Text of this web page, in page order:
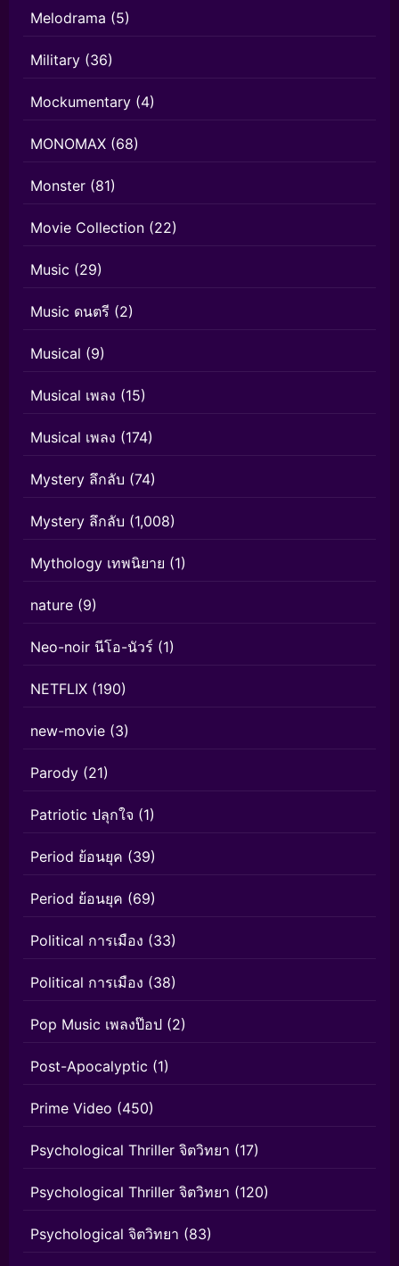
Melodrama (5)
Military (36)
Mockumentary (4)
MONOMAX (68)
Monster (81)
Movie Collection (22)
Music (29)
Music ดนตรี (2)
Musical (9)
Musical เพลง (15)
Musical เพลง (174)
Mystery ลึกลับ (74)
Mystery ลึกลับ (1,008)
Mythology เทพนิยาย (1)
nature (9)
Neo-noir นีโอ-นัวร์ (1)
NETFLIX (190)
new-movie (3)
Parody (21)
Patriotic ปลุกใจ (1)
Period ย้อนยุค (39)
Period ย้อนยุค (69)
Political การเมือง (33)
Political การเมือง (38)
Pop Music เพลงป๊อป (2)
Post-Apocalyptic (1)
Prime Video (450)
Psychological Thriller จิตวิทยา (17)
Psychological Thriller จิตวิทยา (120)
Psychological จิตวิทยา (83)